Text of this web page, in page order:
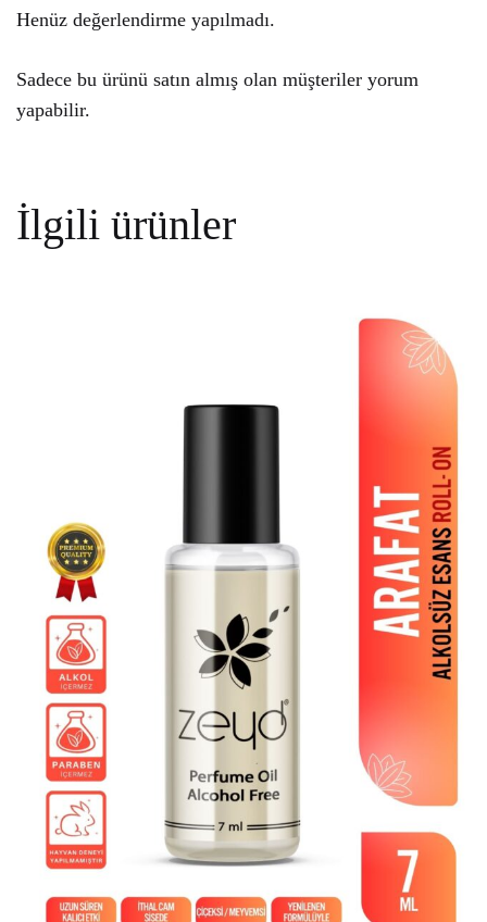
Henüz değerlendirme yapılmadı.
Sadece bu ürünü satın almış olan müşteriler yorum
yapabilir.
İlgili ürünler